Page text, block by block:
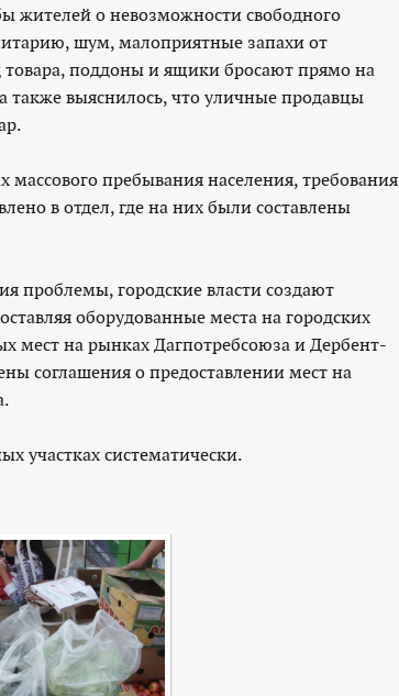
жителей о невозможности свободного
шум, малоприятные запахи от
поддоны и ящики бросают прямо на
также выяснилось, что уличные продавцы
массового пребывания населения, требования
в отдел, где на них были составлены
городские власти создают
оборудованные места на городских
мест на рынках Дагпотребсоюза и Дербент-
соглашения о предоставлении мест на
участках систематически.